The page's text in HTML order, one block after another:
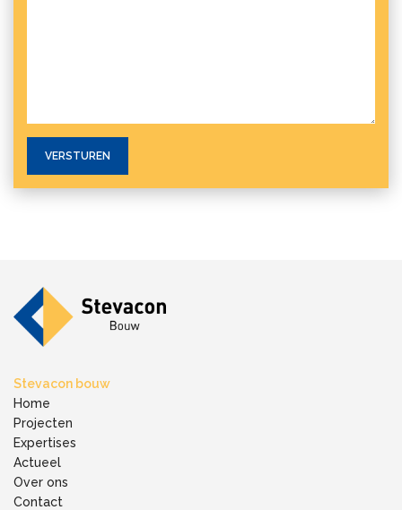
Stevacon bouw
Home
Projecten
Expertises
Actueel
Over ons
Contact